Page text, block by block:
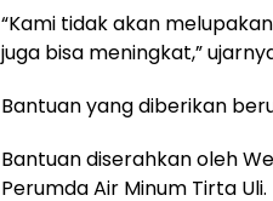
“Kami tidak akan
juga bisa meningkat,”
Bantuan yang diberikan
Bantuan diserahkan oleh
Perumda Air Minum Tirta Uli.